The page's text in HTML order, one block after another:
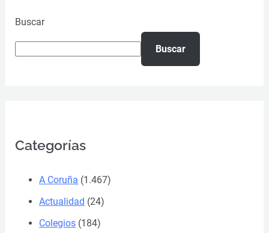
Buscar
Buscar
Categorías
A Coruña (1.467)
Actualidad (24)
Colegios (184)